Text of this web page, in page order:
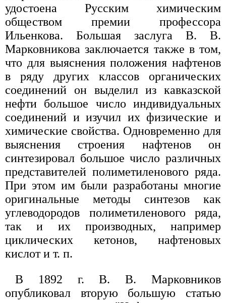
удостоена Русским химическим
обществом премии профессора
Ильенкова. Большая заслуга В. В.
Марковникова заключается также в том,
что для выяснения положения нафтенов
в ряду других классов органических
соединений он выделил из кавказской
нефти большое число индивидуальных
соединений и изучил их физические и
химические свойства. Одновременно для
выяснения строения нафтенов он
синтезировал большое число различных
представителей полиметиленового ряда.
При этом им были разработаны многие
оригинальные методы синтезов как
углеводородов полиметиленового ряда,
так и их производных, например
циклических кетонов, нафтеновых
кислот и т. п.
В 1892 г. В. В. Марковников
опубликовал вторую большую статью